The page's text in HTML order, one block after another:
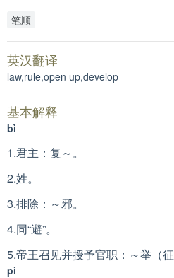
笔顺
英汉翻译
law,rule,open up,develop
基本解释
bì
1.君主：复～。
2.姓。
3.排除：～邪。
4.同“避”。
5.帝王召见并授予官职：～举（征
pì